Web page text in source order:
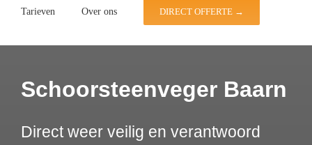
Tarieven Over ons DIRECT OFFERTE →
Schoorsteenveger Baarn
Direct weer veilig en verantwoord